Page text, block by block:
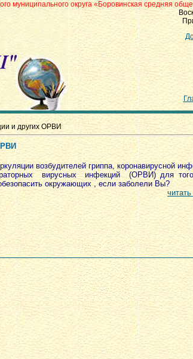
округа «Боровинская средняя
и других ОРВИ
возбудителей гриппа, коронавирусной
вирусных инфекций (ОРВИ) для
окружающих , если заболели Вы?